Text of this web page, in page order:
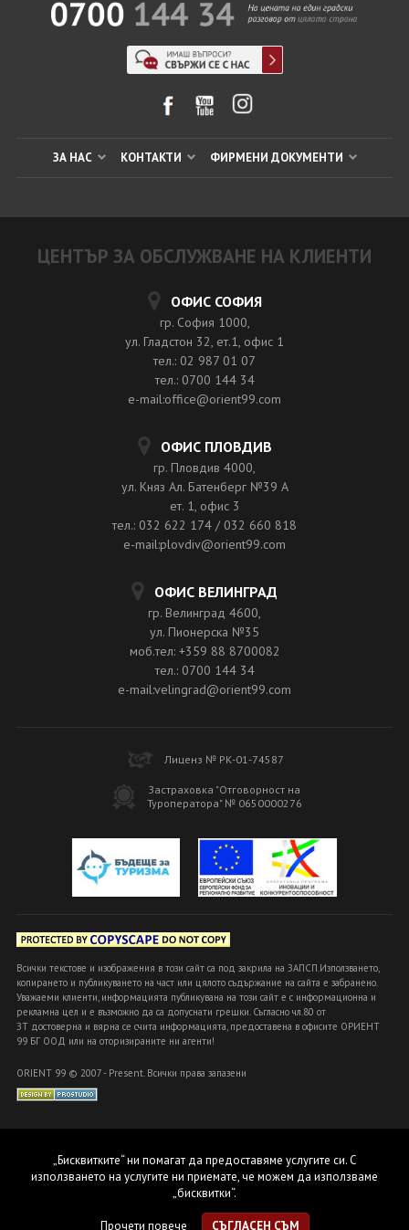
ЗА НАС КОНТАКТИ ФИРМЕНИ ДОКУМЕНТИ
ЦЕНТЪР ЗА ОБСЛУЖВАНЕ НА КЛИЕНТИ
ОФИС СОФИЯ
гр. София 1000,
ул. Гладстон 32, ет.1, офис 1
тел.: 02 987 01 07
тел.: 0700 144 34
e-mail:office@orient99.com
ОФИС ПЛОВДИВ
гр. Пловдив 4000,
ул. Княз Ал. Батенберг №39 A
ет. 1, офис 3
тел.: 032 622 174 / 032 660 818
e-mail:plovdiv@orient99.com
ОФИС ВЕЛИНГРАД
гр. Велинград 4600,
ул. Пионерска №35
моб.тел: +359 88 8700082
тел.: 0700 144 34
e-mail:velingrad@orient99.com
Лиценз № РК-01-74587
Застраховка "Отговорност на
Туроператора" № 0650000276
Всички текстове и изображения в този сайт са под закрила на ЗАПСП.Използването,
копирането и публикуването на част или цялото съдържание на сайта е забранено.
Уважаеми клиенти, информацията публикувана на този сайт е с информационна и
рекламна цел и е възможно да са допуснати грешки. Съгласно чл.80 от
ЗТ достоверна и вярна се счита информацията, предоставена в офисите ОРИЕНТ
99 БГ ООД или на оторизираните ни агенти!
ORIENT 99 © 2007 - Present. Всички права запазени
„Бисквитките“ ни помагат да предоставяме услугите си. С
използването на услугите ни приемате, че можем да използваме
„бисквитки“.
Прочети повече СЪГЛАСЕН СЪМ